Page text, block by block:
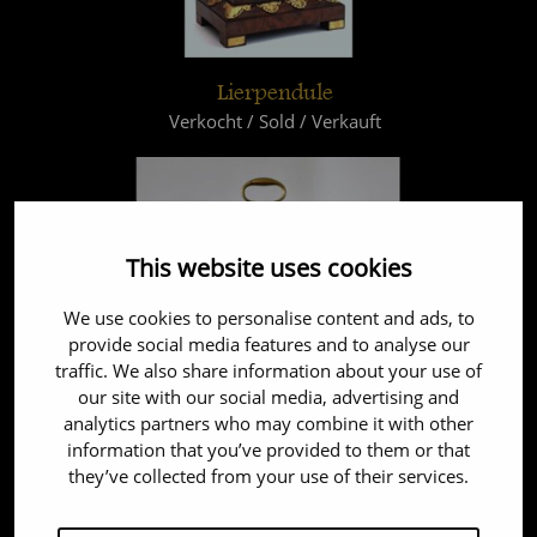
This website uses cookies
We use cookies to personalise content and ads, to
provide social media features and to analyse our
traffic. We also share information about your use of
our site with our social media, advertising and
analytics partners who may combine it with other
information that you’ve provided to them or that
they’ve collected from your use of their services.
Lierpendule
Verkocht / Sold / Verkauft